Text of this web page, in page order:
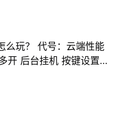
么玩？ 代号：云端性能
开 后台挂机 按键设置